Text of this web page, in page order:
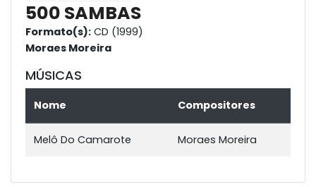
500 SAMBAS
Formato(s): CD (1999)
Moraes Moreira
MÚSICAS
Nome Compositores
Melô Do Camarote Moraes Moreira